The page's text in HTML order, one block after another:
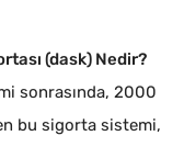
(dask) Nedir?
sonrasında, 2000
bu sigorta sistemi,